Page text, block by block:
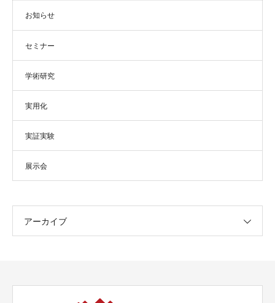
お知らせ
セミナー
学術研究
実用化
実証実験
展示会
アーカイブ